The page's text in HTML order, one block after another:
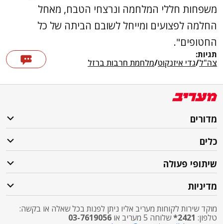
משפחות חללי המלחמה ונרצחי הטבח, מאחל
החלמה לפצועים ומייחל לשובם הביתה של כל
החטופים".
תגיות:
צה"ל/גדי איזנקוט/מלחמת חרבות ברזל
מדורים
כלים
שיתופי פעולה
מדיניות
מוקד שירות לקוחות מעריב אליו ניתן לפנות בכל שאלה או בקשה:
טלפון: 2421* שלוחה 5 מעריב או
03-7619056